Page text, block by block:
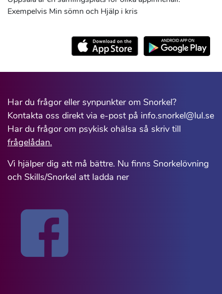
Exempelvis Min sömn och Hjälp i kris
Har du frågor eller synpunkter om Snorkel?
Kontakta oss direkt via e-post på info.snorkel@lul.se
Har du frågor om psykisk ohälsa så skriv till
frågelådan.
Vi hjälper dig att må bättre. Nu finns Snorkelövning
och Skills/Snorkel att ladda ner